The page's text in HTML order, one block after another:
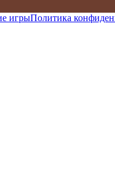
игрыПолитика